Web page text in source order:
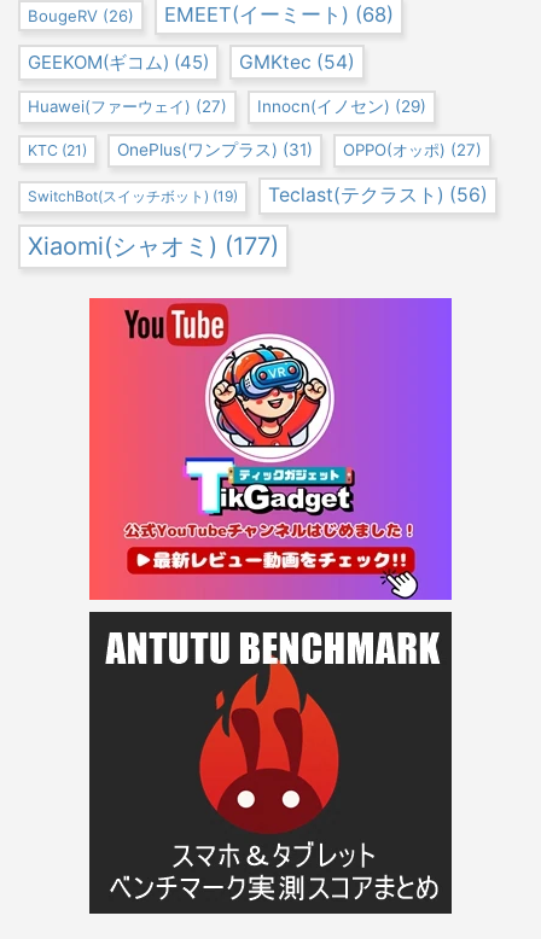
BougeRV (26) EMEET(イーミート) (68)
GEEKOM(ギコム) (45) GMKtec (54)
Huawei(ファーウェイ) (27) Innocn(イノセン) (29)
KTC (21) OnePlus(ワンプラス) (31) OPPO(オッポ) (27)
SwitchBot(スイッチボット) (19) Teclast(テクラスト) (56)
Xiaomi(シャオミ) (177)